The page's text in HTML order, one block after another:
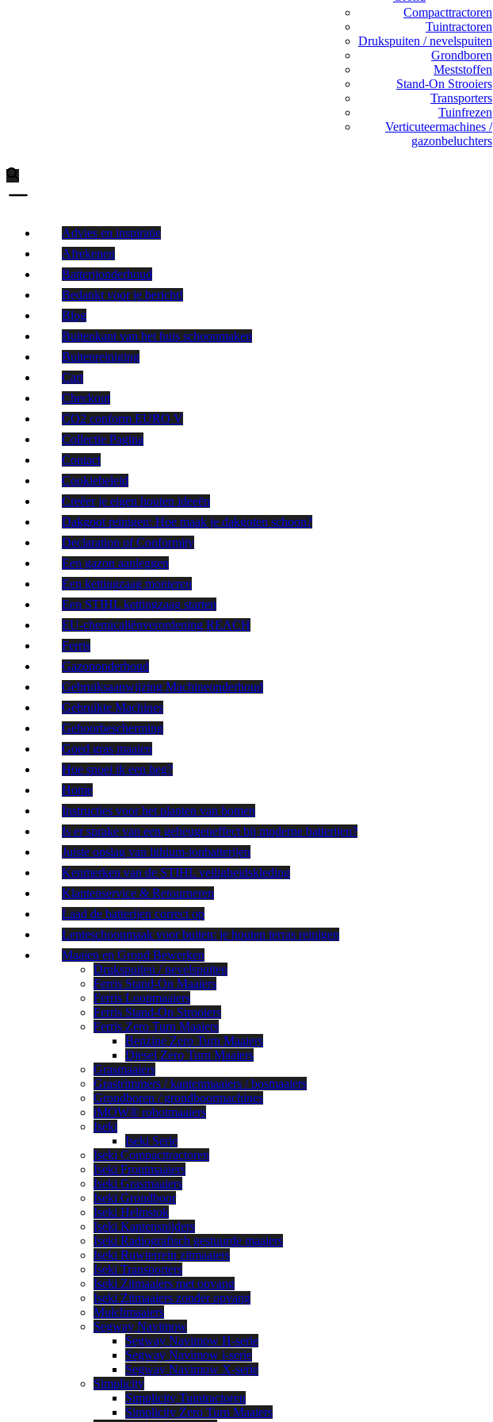
Compacttractoren
Tuintractoren
Drukspuiten / nevelspuiten
Grondboren
Meststoffen
Stand-On Strooiers
Transporters
Tuinfrezen
Verticuteermachines /
gazonbeluchters
Advies en inspiratie
Afrekenen
Batterijonderhoud
Bedankt voor je bericht!
Blog
Buitenkant van het huis schoonmaken
Buitenreiniging
Cart
Checkout
CO2 conform EURO V
Collectie Pagina
Contact
Cookiebeleid
Creëer je eigen houten ideeën
Dakgoot reinigen: Hoe maak je dakgoten schoon?
Declaration of Conformity
Een gazon aanleggen
Een kettingzaag monteren
Een STIHL kettingzaag starten
EU-chemicaliënverordening REACH
Ferris
Gazononderhoud
Gebruiksaanwijzing Machineonderhoud
Gebruikte Machines
Gehoorbescherming
Goed gras maaien
Hoe snoei ik een heg?
Home
Instructies voor het planten van bomen
Is er sprake van een geheugeneffect bij moderne batterijen?
Juiste opslag van lithium-ionbatterijen
Kenmerken van de STIHL veiligheidskleding
Klantenservice & Retourneren
Laad de batterijen correct op
Lenteschoonmaak voor buiten: je houten terras reinigen
Maaien en Grond Bewerken
Drukspuiten / nevelspuiten
Ferris Stand-On Maaiers
Ferris Loopmaaiers
Ferris Stand-On Strooiers
Ferris Zero Turn Maaiers
Benzine Zero Turn Maaiers
Diesel Zero Turn Maaiers
Grasmaaiers
Grastrimmers / kantenmaaiers / bosmaaiers
Grondboren / grondboormachines
iMOW® robotmaaiers
Iseki
Iseki Serie
Iseki Compacttractoren
Iseki Frontmaaiers
Iseki Grasmaaiers
Iseki Grondboor
Iseki Helmstok
Iseki Kantensnijders
Iseki Radiografisch gestuurde maaiers
Iseki Ruwterrein zitmaaiers
Iseki Transporters
Iseki Zitmaaiers met opvang
Iseki Zitmaaiers zonder opvang
Mulchmaaiers
Segway Navimow
Segway Navimow H-serie
Segway Navimow i-serie
Segway Navimow X-serie
Simplicity
Simplicity Tuintractoren
Simplicity Zero Turn Maaiers